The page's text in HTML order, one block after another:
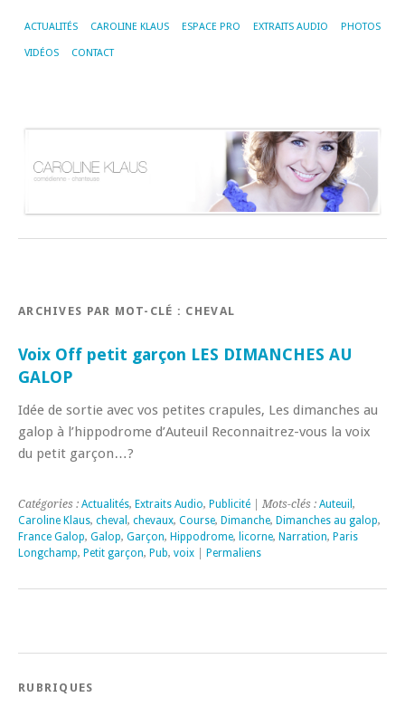
ACTUALITÉS CAROLINE KLAUS ESPACE PRO EXTRAITS AUDIO PHOTOS
VIDÉOS CONTACT
ARCHIVES PAR MOT-CLÉ : CHEVAL
Voix Off petit garçon LES DIMANCHES AU
GALOP
Idée de sortie avec vos petites crapules, Les dimanches au
galop à l’hippodrome d’Auteuil Reconnaitrez-vous la voix
du petit garçon…?
Catégories : Actualités, Extraits Audio, Publicité | Mots-clés : Auteuil ,
Caroline Klaus, cheval , chevaux, Course, Dimanche, Dimanches au galop,
France Galop, Galop, Garçon, Hippodrome, licorne, Narration, Paris
Longchamp, Petit garçon, Pub, voix Permaliens
RUBRIQUES